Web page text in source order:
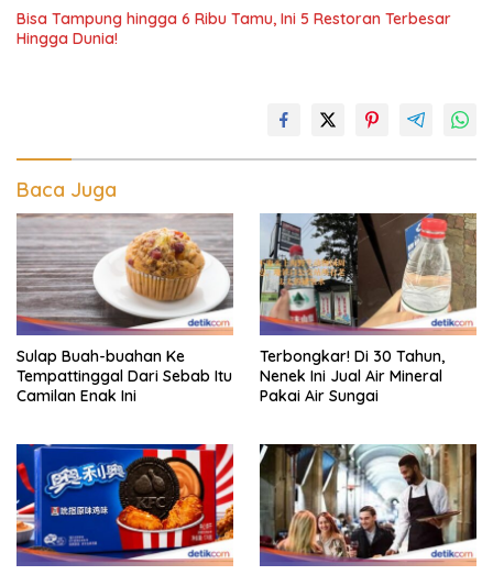
Bisa Tampung hingga 6 Ribu Tamu, Ini 5 Restoran Terbesar
Hingga Dunia!
Baca Juga
Sulap Buah-buahan Ke
Tempattinggal Dari Sebab Itu
Camilan Enak Ini
Terbongkar! Di 30 Tahun,
Nenek Ini Jual Air Mineral
Pakai Air Sungai